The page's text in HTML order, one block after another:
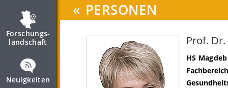
Forschungs­
landschaft
Neuigkeiten
« PERSONEN
Prof.
HS